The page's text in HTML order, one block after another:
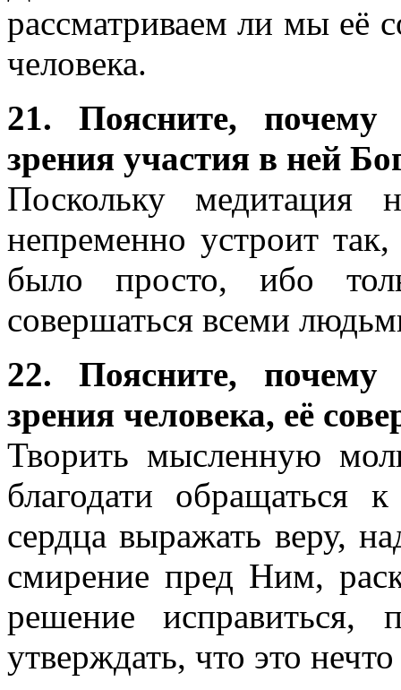
рассматриваем ли мы её
человека.
21. Поясните,
зрения участия в ней
Поскольку медитация
непременно устроит
было просто, ибо
совершаться всеми
22. Поясните,
зрения человека, её
Творить мысленную
благодати
сердца выражать веру,
смирение пред Ним,
решение
утверждать, что это